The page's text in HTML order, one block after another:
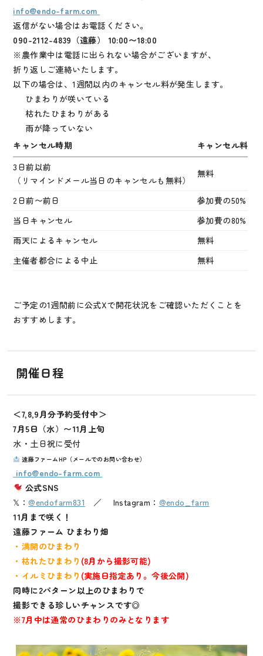
info@endo-farm.com
返信がない場合はお電話ください。
090-2112-4839（遠藤） 10:00〜18:00
※農作業中は電話に出られない場合がございますが、
折り返しご連絡いたします。
以下の場合は、1週間以内のキャンセル料が発生します。
ひまわりが咲いている
枯れたひまわりがある
雨が降っていない
キャンセル時期
キャンセル料
3日前以前
（リマインドメール当日のキャンセルも無料）
無料
2日前〜前日
参加費の50%
当日キャンセル
参加費の80%
雨天によるキャンセル
無料
主催者都合による中止
無料
ご予定の1週間前に公式Xで開花状況をご確認いただくことを
おすすめします。
開催日程
＜7,8,9月分予約受付中＞
7月5日（水）〜11月上旬
水・土日祝に受付
遠藤ファームHP（メールでのお問い合わせ）
info@endo-farm.com
公式SNS
𝕏：@endofarm831 ／ Instagram： @endo_farm
11月まで咲く！
遠藤ファーム ひまわり畑
・満開のひまわり
・枯れたひまわり (8月から撮影可能)
・イルミひまわり (実施日指定あり。今後公開)
同時に2パターン以上のひまわりで
撮影できる珍しいチャンスです◎
※7月中は通常のひまわりのみとなります